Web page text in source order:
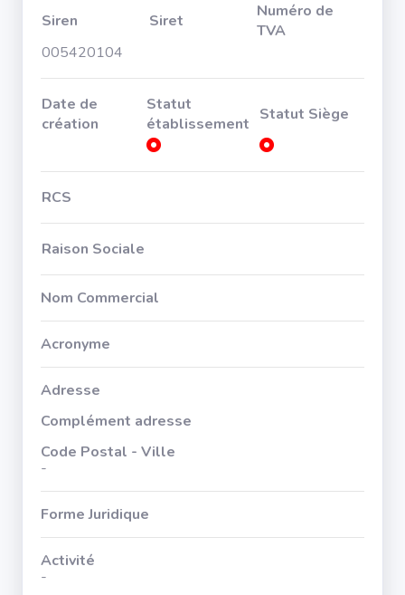
Siren Siret
Numéro de
TVA
005420104
Date de
création
Statut
établissement Statut Siège
RCS
Raison Sociale
Nom Commercial
Acronyme
Adresse
Complément adresse
Code Postal - Ville
-
Forme Juridique
Activité
-